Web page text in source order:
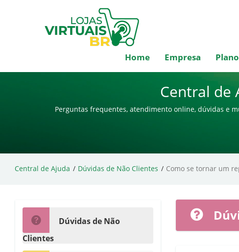
Home Empresa
Central de
Perguntas frequentes, atendimento online, dúvidas e
Central de Ajuda Dúvidas de Não Clientes Como se tornar um
Dúvidas de Não
Clientes